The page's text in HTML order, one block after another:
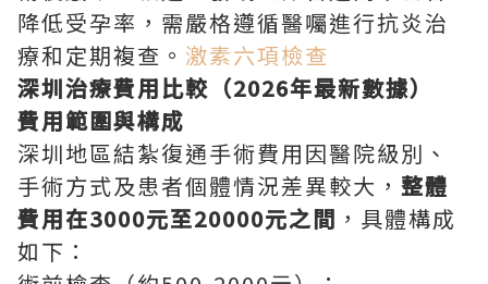
降低受孕率，需嚴格遵循醫囑進行抗炎治
療和定期複查。 激素六項檢查
深圳治療費用比較（2026年最新數據）
費用範圍與構成
深圳地區結紮復通手術費用因醫院級別、
手術方式及患者個體情況差異較大， 整體
費用在3000元至20000元之間 ，具體構成
如下：